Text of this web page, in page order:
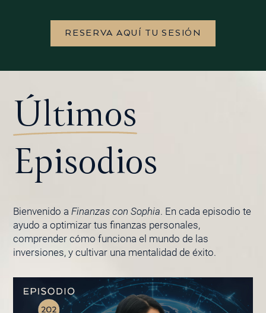
RESERVA AQUÍ TU SESIÓN
Últimos
Episodios
Bienvenido a Finanzas con Sophia. En cada episodio te
ayudo a optimizar tus finanzas personales,
comprender cómo funciona el mundo de las
inversiones, y cultivar una mentalidad de éxito.
PÁGINA
PÁGINA
PÁGINAPÁGINA